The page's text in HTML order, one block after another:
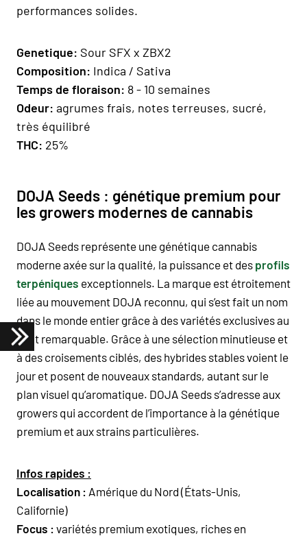
performances solides.
Genetique: Sour SFX x ZBX2
Composition: Indica / Sativa
Temps de floraison: 8 - 10 semaines
Odeur: agrumes frais, notes terreuses, sucré,
très équilibré
THC: 25%
DOJA Seeds : génétique premium pour
les growers modernes de cannabis
DOJA Seeds représente une génétique cannabis
moderne axée sur la qualité, la puissance et des profils
terpéniques exceptionnels. La marque est étroitement
liée au mouvement DOJA reconnu, qui s’est fait un nom
dans le monde entier grâce à des variétés exclusives au
goût remarquable. Grâce à une sélection minutieuse et
à des croisements ciblés, des hybrides stables voient le
jour et posent de nouveaux standards, autant sur le
plan visuel qu’aromatique. DOJA Seeds s’adresse aux
growers qui accordent de l’importance à la génétique
premium et aux strains particulières.
Infos rapides :
Localisation : Amérique du Nord (États-Unis,
Californie)
Focus : variétés premium exotiques, riches en